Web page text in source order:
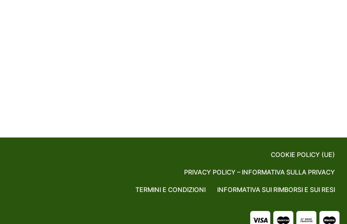
COOKIE POLICY (UE)
PRIVACY POLICY – INFORMATIVA SULLA PRIVACY
TERMINI E CONDIZIONI INFORMATIVA SUI RIMBORSI E SUI RESI